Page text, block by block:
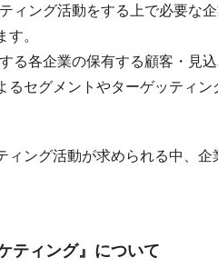
ィング活動をする上で必要な
。
る各企業の保有する顧客・見
るセグメントやターゲッティ
ィング活動が求められる中、
ティング』について